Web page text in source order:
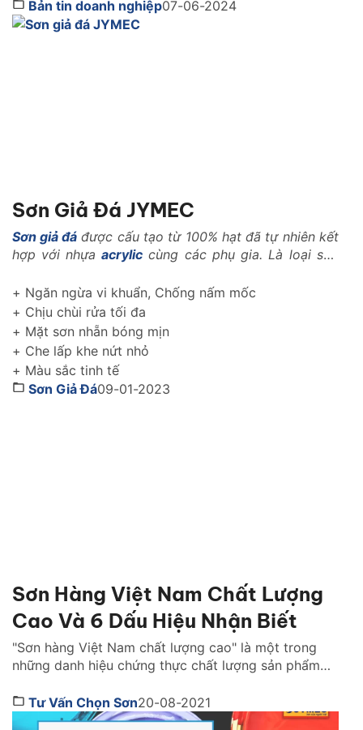
của đại lý phân phối, nhà thầu và chủ đầu tư. Công
ty cổ phần Sơn JYMEC, với danh tiếng về chất lượng
Bản tin doanh nghiệp07-06-2024
Sơn Giả Đá JYMEC
Sơn giả đá được cấu tạo từ 100% hạt đã tự nhiên kết
hợp với nhựa acrylic cùng các phụ gia. Là loại sơn
như: Là loại vật liệu nhẹ, có khả năng kháng nhiệt,
kháng kiềm, chống rêu mốc, chống muối mặn..
+ Ngăn ngừa vi khuẩn, Chống nấm mốc
+ Chịu chùi rửa tối đa
+ Mặt sơn nhẵn bóng mịn
+ Che lấp khe nứt nhỏ
+ Màu sắc tinh tế
Sơn Giả Đá09-01-2023
Sơn Hàng Việt Nam Chất Lượng
Cao Và 6 Dấu Hiệu Nhận Biết
"Sơn hàng Việt Nam chất lượng cao" là một trong
những danh hiệu chứng thực chất lượng sản phẩm
sơn đó cần đáp ứng những tiêu chuẩn khắt khe và
có được sự tin tưởng mà người dùng dành cho trong
Tư Vấn Chọn Sơn20-08-2021